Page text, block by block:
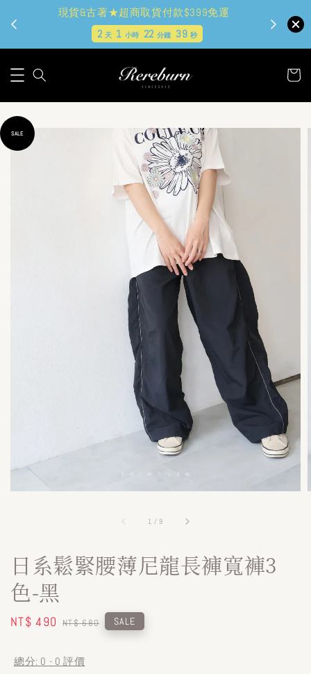
現貨&古著★超商取貨付款$399免運
2 天 1 小時 22 分鐘 38 秒
1 / 9
SALE
日系鬆緊腰薄尼龍長褲寬褲3
色-黑
Sale
NT$ 490 Regular
NT$ 680 SALE
總分: 0 - 0 評價